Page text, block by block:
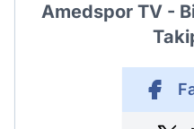
Amedspor TV -